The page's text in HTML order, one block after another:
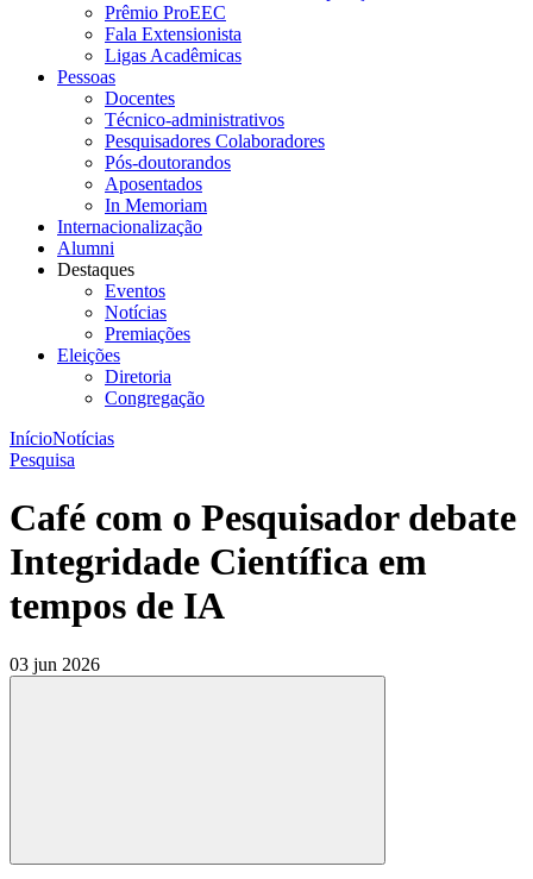
Prêmio ProEEC
Fala Extensionista
Ligas Acadêmicas
Pessoas
Docentes
Técnico-administrativos
Pesquisadores Colaboradores
Pós-doutorandos
Aposentados
In Memoriam
Internacionalização
Alumni
Destaques
Eventos
Notícias
Premiações
Eleições
Diretoria
Congregação
InícioNotícias
Pesquisa
Café com o Pesquisador debate
Integridade Científica em
tempos de IA
03 jun 2026
Compartilhar